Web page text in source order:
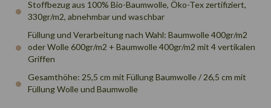
Stoffbezug aus 100% Bio-Baumwolle, Öko-Tex zertifiziert,
330gr/m2, abnehmbar und waschbar
Füllung und Verarbeitung nach Wahl: Baumwolle 400gr/m2
oder Wolle 600gr/m2 + Baumwolle 400gr/m2 mit 4 vertikalen
Griffen
Gesamthöhe: 25,5 cm mit Füllung Baumwolle / 26,5 cm mit
Füllung Wolle und Baumwolle